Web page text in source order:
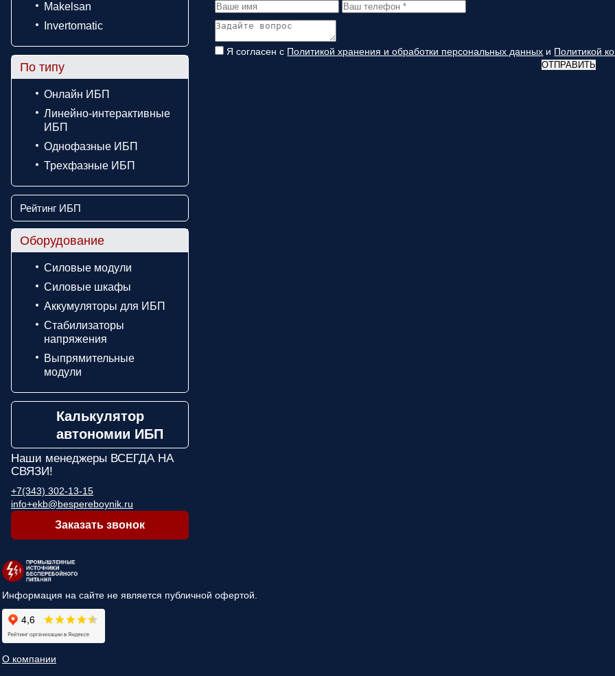
Makelsan
Invertomatic
По типу
Онлайн ИБП
Линейно-интерактивные
ИБП
Однофазные ИБП
Трехфазные ИБП
Рейтинг ИБП
Оборудование
Силовые модули
Силовые шкафы
Аккумуляторы для ИБП
Стабилизаторы
напряжения
Выпрямительные
модули
Калькулятор
автономии ИБП
Наши менеджеры ВСЕГДА НА
СВЯЗИ!
+7(343) 302-13-15
info+ekb@bespereboynik.ru
Заказать звонок
Я согласен с Политикой хранения и обработки персональных данных и Политикой
ОТПРАВИТЬ
Информация на сайте не является публичной офертой.
О компании